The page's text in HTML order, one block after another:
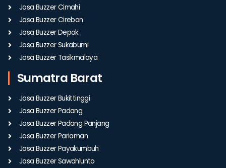
Jasa Buzzer Cimahi
Jasa Buzzer Cirebon
Jasa Buzzer Depok
Jasa Buzzer Sukabumi
Jasa Buzzer Tasikmalaya
Sumatra Barat
Jasa Buzzer Bukittinggi
Jasa Buzzer Padang
Jasa Buzzer Padang Panjang
Jasa Buzzer Pariaman
Jasa Buzzer Payakumbuh
Jasa Buzzer Sawahlunto